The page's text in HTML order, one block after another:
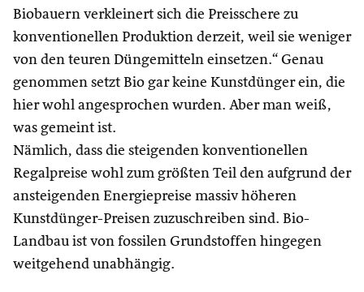
Biobauern verkleinert sich die Preisschere zu
konventionellen Produktion derzeit, weil sie weniger
von den teuren Düngemitteln einsetzen.“ Genau
genommen setzt Bio gar keine Kunstdünger ein, die
hier wohl angesprochen wurden. Aber man weiß,
was gemeint ist.
Nämlich, dass die steigenden konventionellen
Regalpreise wohl zum größten Teil den aufgrund der
ansteigenden Energiepreise massiv höheren
Kunstdünger-Preisen zuzuschreiben sind. Bio-
Landbau ist von fossilen Grundstoffen hingegen
weitgehend unabhängig.